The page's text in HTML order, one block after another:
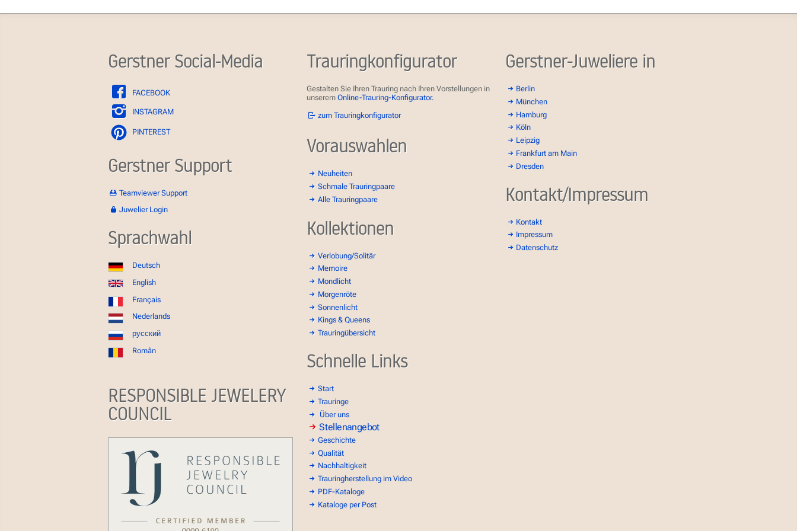
Gerstner Social-Media
FACEBOOK
INSTAGRAM
PINTEREST
Gerstner Support
Teamviewer Support
Juwelier Login
Sprachwahl
Deutsch
English
Français
Nederlands
русский
Român
RESPONSIBLE JEWELERY
COUNCIL
Trauringkonfigurator
Gestalten Sie Ihren Trauring nach Ihren Vorstellungen in
unserem Online-Trauring-Konfigurator.
zum Trauringkonfigurator
Vorauswahlen
Neuheiten
Schmale Trauringpaare
Alle Trauringpaare
Kollektionen
Verlobung/Solitär
Memoire
Mondlicht
Morgenröte
Sonnenlicht
Kings & Queens
Trauringübersicht
Schnelle Links
Start
Trauringe
Über uns
Stellenangebot
Geschichte
Qualität
Nachhaltigkeit
Trauringherstellung im Video
PDF-Kataloge
Kataloge per Post
Gerstner-Juweliere in
Berlin
München
Hamburg
Köln
Leipzig
Frankfurt am Main
Dresden
Kontakt/Impressum
Kontakt
Impressum
Datenschutz